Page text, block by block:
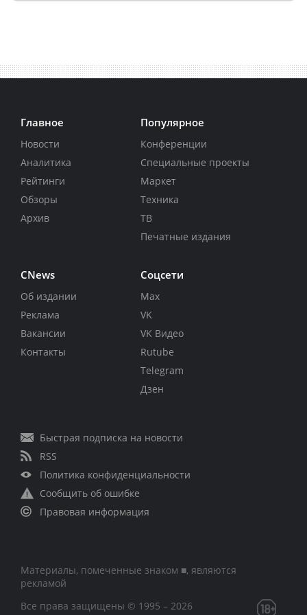
Главное
Новости
Аналитика
Рейтинги
Обзоры
Архив
Популярное
Конференции
Специальные проекты
Маркет
Техника
ТВ
Печатные издания
CNews
Об издании
Реклама
Вакансии
Контакты
Соцсети
Max
VK
VK Видео
Rutube
Telegram
Дзен
Быстрая подписка на новости
RSS
Политика конфиденциальности
Сообщить об ошибке
Правовая информация
Материалы, помеченные знаком ■, являются
рекламой
Все права защищены © 1995 – 2026